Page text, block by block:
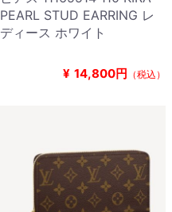
PEARL STUD EARRING レ
ディース ホワイト
¥ 14,800円 （税込）